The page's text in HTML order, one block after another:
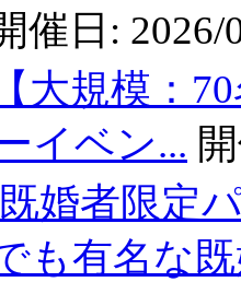
催日: 2026/
大規模：
イベン...
婚者限定
も有名な